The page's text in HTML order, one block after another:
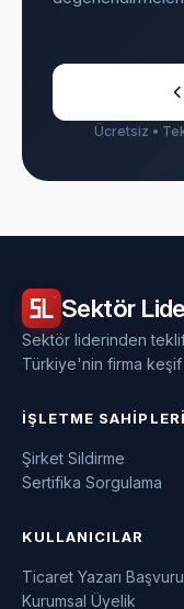
Ücretsiz •
Sektör
Sektör liderinden teklif
Türkiye'nin firma
İŞLETME SAHIPLERI
Şirket Sildirme
Sertifika Sorgulama
KULLANICILAR
Ticaret Yazarı
Kurumsal Üyelik